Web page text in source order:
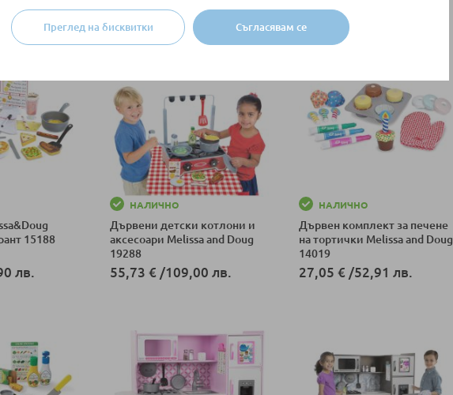
Съгласявам се
Преглед на бисквитки
Добави в количка Добави в количка
15188
лв.
НАЛИЧНО
Дървени детски котлони и
аксесоари Melissa and Doug
19288
55,73 € /109,00 лв.
НАЛИЧНО
Дървен комплект за печене
на тортички Melissa and Doug
14019
27,05 € /52,91 лв.